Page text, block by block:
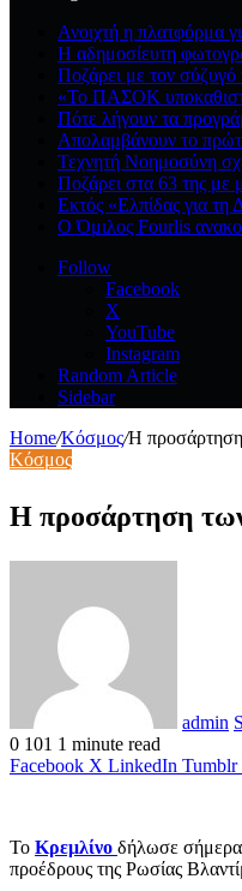
Ανοιχτή η πλατφόρμα
Η αδημοσίευτη
Ποζάρει με τον σύζυγό
«Το ΠΑΣΟΚ
Πότε λήγουν τα
Απολαμβάνουν το
Τεχνητή Νοημοσύνη
Ποζάρει στα 63 της με
Εκτός «Ελπίδας για
Ο Όμιλος Fourlis
Follow
Facebook
X
YouTube
Instagram
Random Article
Sidebar
Home/Κόσμος/Η προσάρτηση
Κόσμος
Η προσάρτηση
admin
0 101 1 minute read
Facebook X LinkedIn Tumblr
Το Κρεμλίνο δήλωσε σήμερα
προέδρους της Ρωσίας